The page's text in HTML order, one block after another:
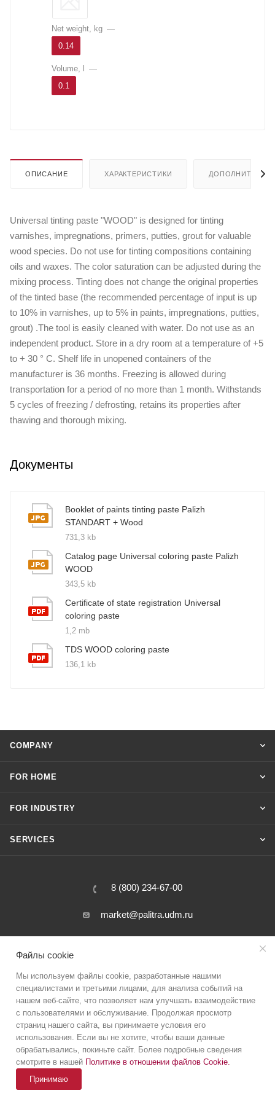
Net weight, kg —
0.14
Volume, l
—
0.1
ОПИСАНИЕ ХАРАКТЕРИСТИКИ
Universal tinting paste "WOOD" is designed for tinting
varnishes, impregnations, primers, putties, grout for valuable
wood species. Do not use for tinting compositions containing
oils and waxes. The color saturation can be adjusted during the
mixing process. Tinting does not change the original properties
of the tinted base (the recommended percentage of input is up
to 10% in varnishes, up to 5% in paints, impregnations, putties,
grout) .The tool is easily cleaned with water. Do not use as an
independent product. Store in a dry room at a temperature of +5
to + 30 ° C. Shelf life in unopened containers of the
manufacturer is 36 months. Freezing is allowed during
transportation for a period of no more than 1 month. Withstands
5 cycles of freezing / defrosting, retains its properties after
thawing and thorough mixing.
Документы
Booklet of paints tinting paste Palizh
STANDART + Wood
731,3 kb
Catalog page Universal coloring paste Palizh
WOOD
343,5 kb
Certificate of state registration Universal
coloring paste
1,2 mb
TDS WOOD coloring paste
136,1 kb
COMPANY
FOR HOME
FOR INDUSTRY
SERVICES
8 (800) 234-67-00
market@palitra.udm.ru
Incoming inspection of products Privacy policy
Novyi dom LLC (Tax ID 1831057110)
Файлы cookie
Мы используем файлы cookie, разработанные нашими
специалистами и третьими лицами, для анализа событий на
нашем веб-сайте, что позволяет нам улучшать взаимодействие
с пользователями и обслуживание. Продолжая просмотр
страниц нашего сайта, вы принимаете условия его
использования. Если вы не хотите, чтобы ваши данные
обрабатывались, покиньте сайт. Более подробные сведения
смотрите в нашей Политике в отношении файлов Cookie.
Принимаю